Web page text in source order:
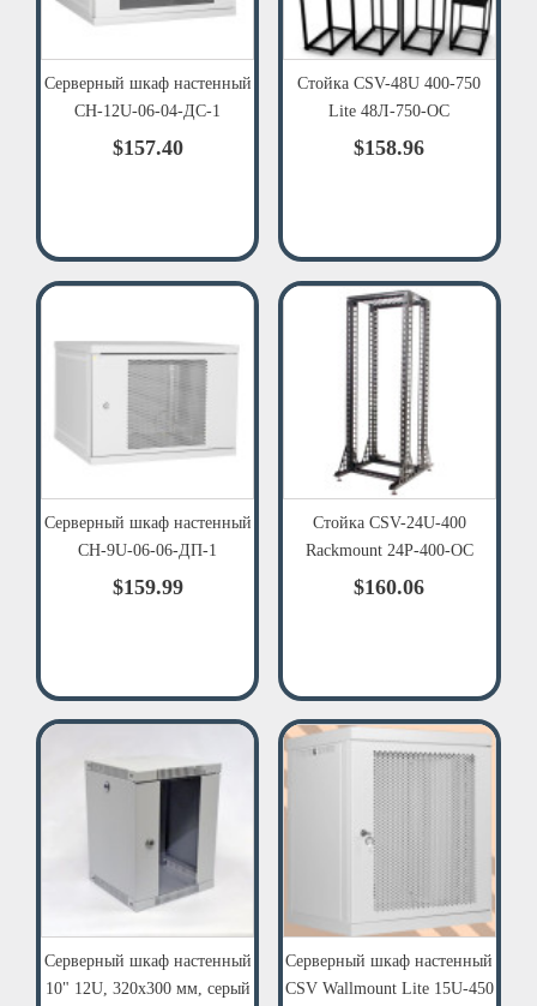
Серверный шкаф настенный
СН-12U-06-04-ДС-1
$157.40
Стойка CSV-48U 400-750
Lite 48Л-750-ОС
$158.96
Серверный шкаф настенный
СН-9U-06-06-ДП-1
$159.99
Стойка CSV-24U-400
Rackmount 24Р-400-ОС
$160.06
Серверный шкаф настенный
10" 12U, 320х300 мм, серый
Серверный шкаф настенный
CSV Wallmount Lite 15U-450